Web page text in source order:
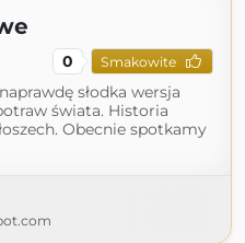
0 Smakowite
słodka wersja
świata. Historia
Obecnie spotkamy